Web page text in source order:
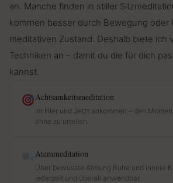
an. Manche finden in stiller
kommen besser durch Bewegung oder
meditativen Zustand. Deshalb biete ich
Techniken an – damit du die für dich
kannst.
Achtsamkeitsmeditation
Im Hier und Jetzt ankommen – den
ohne zu urteilen.
Atemmeditation
Über bewusste Atmung Ruhe und innere
jederzeit und überall anwendbar.